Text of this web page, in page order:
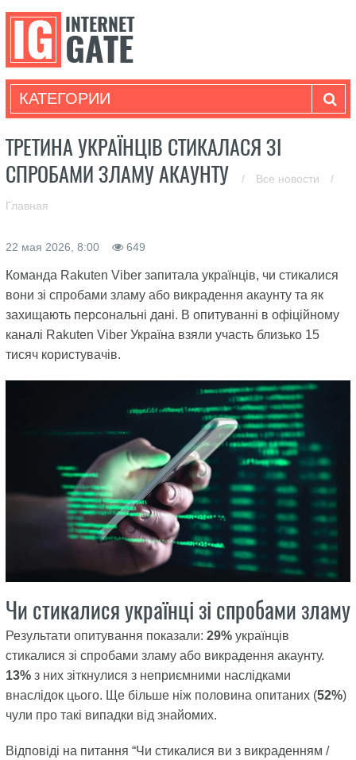
КАТЕГОРИИ
ТРЕТИНА УКРАЇНЦІВ СТИКАЛАСЯ ЗІ
СПРОБАМИ ЗЛАМУ АКАУНТУ
/ Все новости /
Главная
22 мая 2026, 8:00 649
Команда Rakuten Viber запитала українців, чи стикалися
вони зі спробами зламу або викрадення акаунту та як
захищають персональні дані. В опитуванні в офіційному
каналі Rakuten Viber Україна взяли участь близько 15
тисяч користувачів.
Чи стикалися українці зі спробами зламу
Результати опитування показали: 29%українців
стикалися зі спробами зламу або викрадення акаунту.
13%з них зіткнулися з неприємними наслідками
внаслідок цього. Ще більше ніж половина опитаних (52%)
чули про такі випадки від знайомих.
Відповіді на питання “Чи стикалися ви з викраденням /